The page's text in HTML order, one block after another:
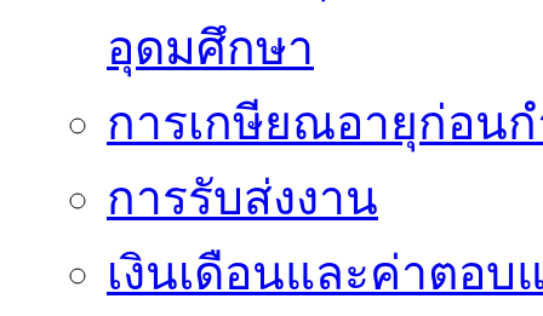
อุดมศึกษา
การเกษียณอายุก่อน
การรับส่งงาน
เงินเดือนและค่าตอบ